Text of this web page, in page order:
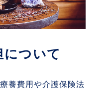
ついて
養費用や介護保険法